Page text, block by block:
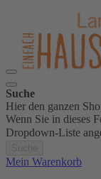
Suche
Hier den ganzen
Wenn Sie in dieses
Dropdown-Liste
Mein Warenkorb